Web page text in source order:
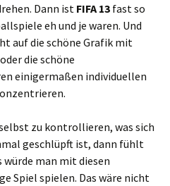
Dann ist FIFA 13 fast so
eh und je waren. Und
auf die schöne Grafik mit
die schöne
einigermaßen individuellen
zu kontrollieren, was sich
geschlüpft ist, dann fühlt
würde man mit diesen
Spiel spielen. Das wäre nicht